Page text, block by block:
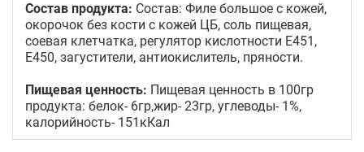
Состав продукта: Состав: Филе большое с кожей,
окорочок без кости с кожей ЦБ, соль пищевая,
соевая клетчатка, регулятор кислотности Е451,
Е450, загустители, антиокислитель, пряности.
Пищевая ценность: Пищевая ценность в 100гр
продукта: белок- 6гр,жир- 23гр, углеводы- 1%,
калорийность- 151кКал